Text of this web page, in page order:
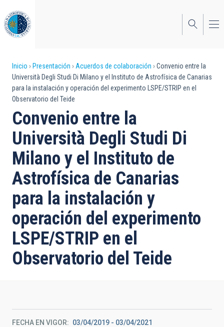
al
contenido
principal
Sobrescribir
enlaces
de
ayuda
a
la
navegación
Inicio Presentación Acuerdos de colaboración
Convenio entre la
Università Degli Studi Di Milano y el Instituto de Astrofísica de Canarias
para la instalación y operación del experimento LSPE/STRIP en el
Observatorio del Teide
Convenio entre la
Università Degli Studi Di
Milano y el Instituto de
Astrofísica de Canarias
para la instalación y
operación del experimento
LSPE/STRIP en el
Observatorio del Teide
FECHA EN VIGOR 03/04/2019 - 03/04/2021